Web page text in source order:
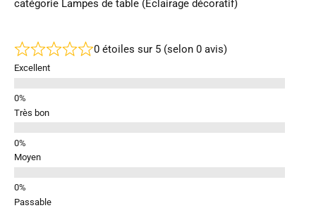
catégorie Lampes de table (Éclairage décoratif)
0 étoiles sur 5 (selon 0 avis)
Excellent
Très bon
Moyen
Passable